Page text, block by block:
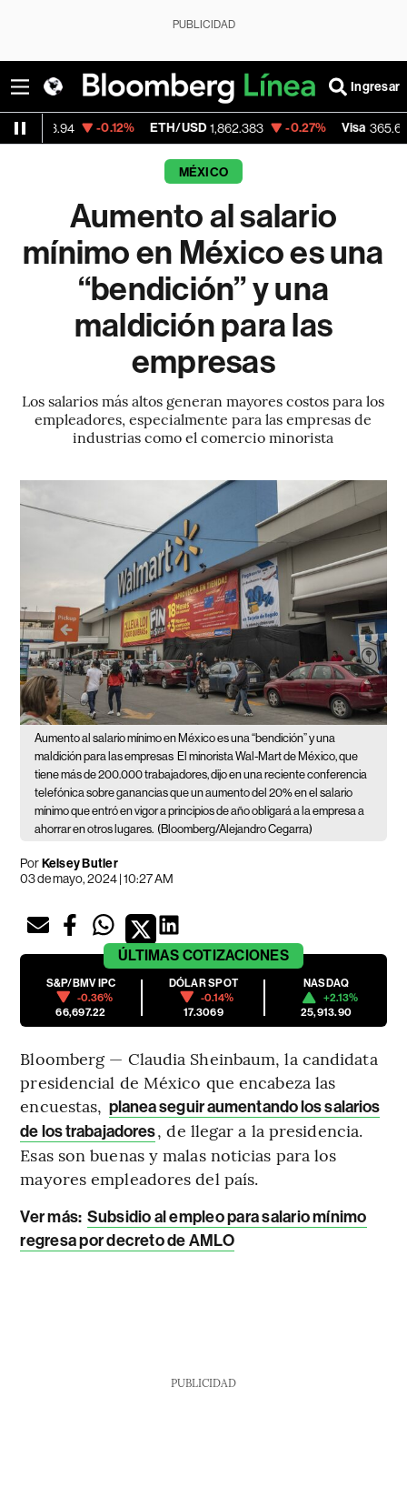
PUBLICIDAD
Ingresar
-0.12% ETH/USD 1,862.383 -0.27% Visa 365.67 -0.13%
MÉXICO
Aumento al salario
mínimo en México es una
“bendición” y una
maldición para las
empresas
Los salarios más altos generan mayores costos para los
empleadores, especialmente para las empresas de
industrias como el comercio minorista
Aumento al salario mínimo en México es una “bendición” y una
maldición para las empresas El minorista Wal-Mart de México, que
tiene más de 200.000 trabajadores, dijo en una reciente conferencia
telefónica sobre ganancias que un aumento del 20% en el salario
mínimo que entró en vigor a principios de año obligará a la empresa a
ahorrar en otros lugares. (Bloomberg/Alejandro Cegarra)
PorKelsey Butler
03 de mayo, 2024 | 10:27 AM
ÚLTIMAS COTIZACIONES
S&P/BMV IPC
-0.36%
66,697.22
DÓLAR SPOT
-0.14%
17.3069
NASDAQ
+2.13%
25,913.90
Bloomberg — Claudia Sheinbaum, la candidata
presidencial de México que encabeza las
encuestas, planea seguir aumentando los salarios
de los trabajadores, de llegar a la presidencia.
Esas son buenas y malas noticias para los
mayores empleadores del país.
Ver más: Subsidio al empleo para salario mínimo
regresa por decreto de AMLO
PUBLICIDAD